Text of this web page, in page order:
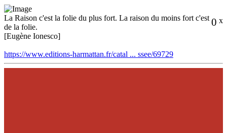
0 x
La Raison c'est la folie du plus fort. La raison du moins fort c'est
de la folie.
[Eugène Ionesco]
https://www.editions-harmattan.fr/catal ... ssee/69729